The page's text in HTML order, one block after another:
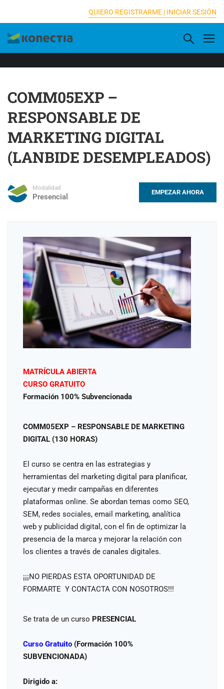
INICIAR SESIÓN
QUIERO REGISTRARME |
COMM05EXP –
RESPONSABLE DE
MARKETING DIGITAL
(LANBIDE DESEMPLEADOS)
Modalidad
Presencial
EMPEZAR AHORA
MATRÍCULA ABIERTA
CURSO GRATUITO
Formación 100% Subvencionada
COMM05EXP – RESPONSABLE DE MARKETING
DIGITAL (130 HORAS)
El curso se centra en las estrategias y
herramientas del marketing digital para planificar,
ejecutar y medir campañas en diferentes
plataformas online. Se abordan temas como SEO,
SEM, redes sociales, email marketing, analítica
web y publicidad digital, con el fin de optimizar la
presencia de la marca y mejorar la relación con
los clientes a través de canales digitales.
¡¡¡NO PIERDAS ESTA OPORTUNIDAD DE
FORMARTE Y CONTACTA CON NOSOTROS!!!
Se trata de un curso PRESENCIAL
Curso Gratuito (Formación 100%
SUBVENCIONADA)
Dirigido a: